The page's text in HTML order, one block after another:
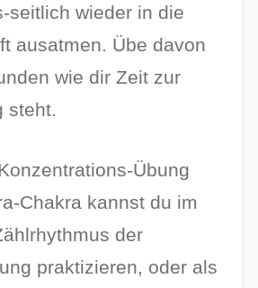
seitlich wieder in die
ausatmen. Übe davon
wie dir Zeit zur
steht.
Übung
Chakra kannst du im
der
praktizieren, oder als